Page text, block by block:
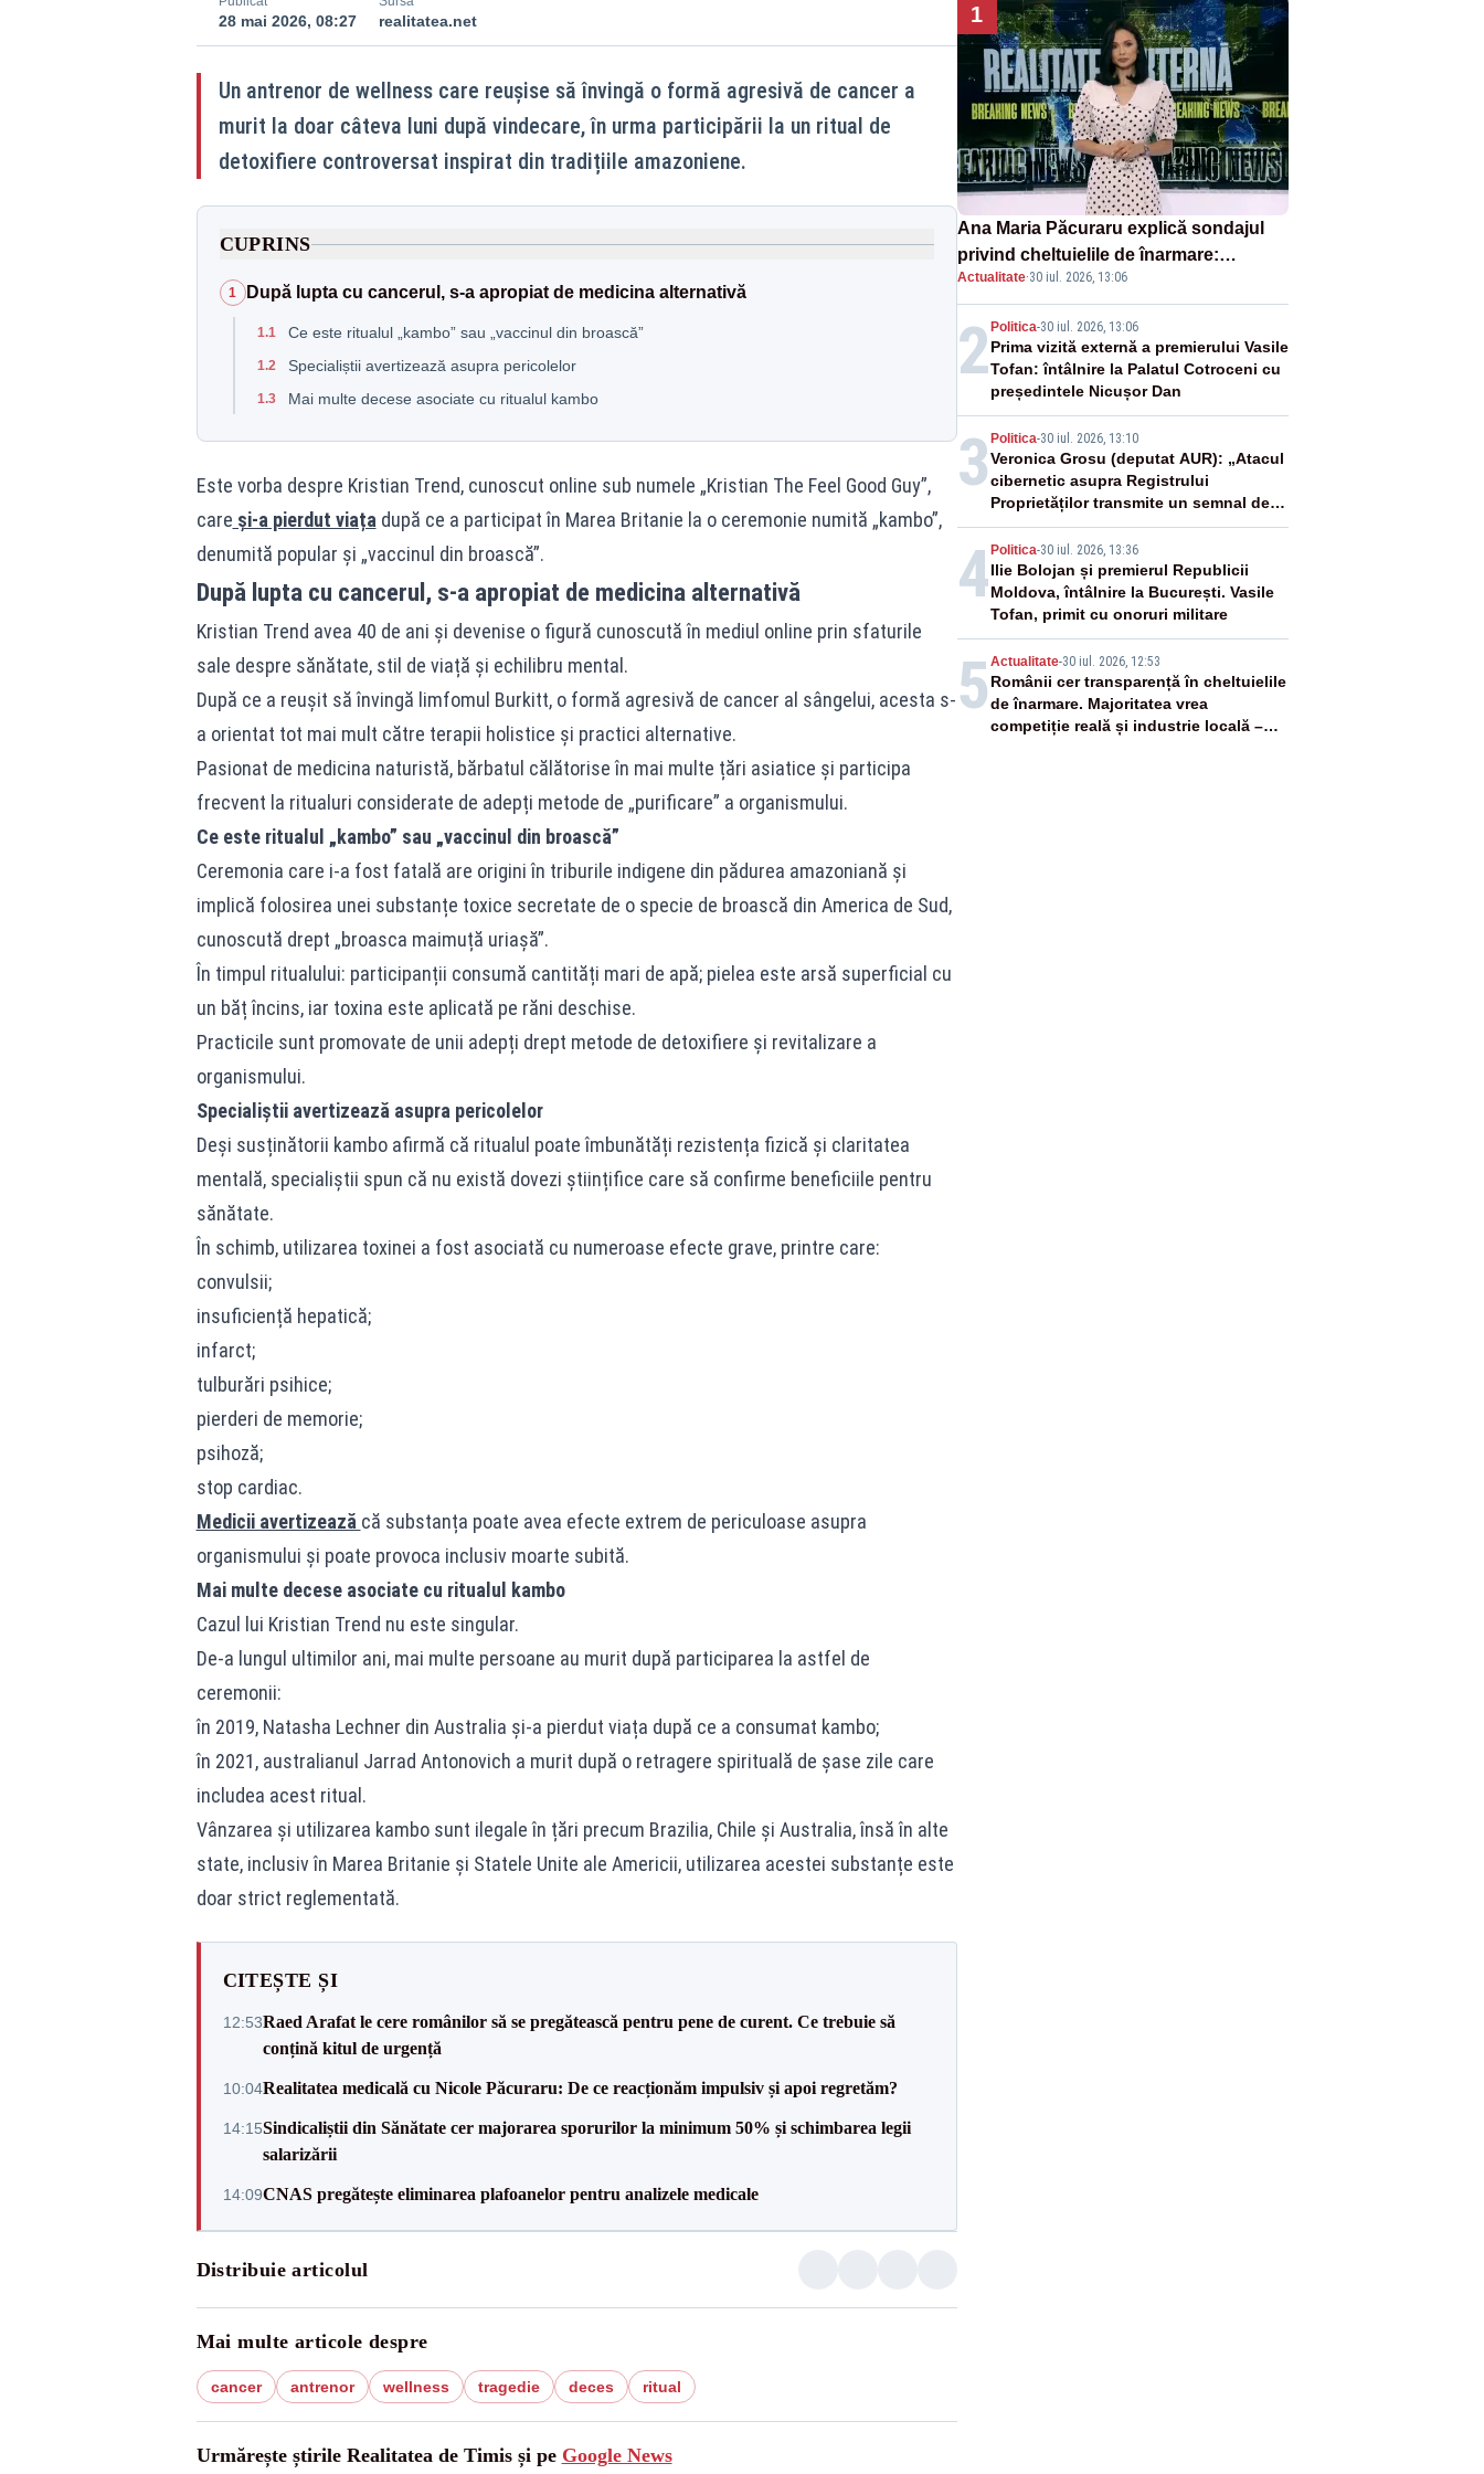
28 mai 2026, 08:27 realitatea.net
Un antrenor de wellness care reușise să învingă o formă agresivă de cancer a
murit la doar câteva luni după vindecare, în urma participării la un ritual de
detoxifiere controversat inspirat din tradițiile amazoniene.
CUPRINS
1 După lupta cu cancerul, s-a apropiat de medicina alternativă
1.1 Ce este ritualul „kambo” sau „vaccinul din broască”
1.2 Specialiștii avertizează asupra pericolelor
1.3 Mai multe decese asociate cu ritualul kambo
Este vorba despre Kristian Trend, cunoscut online sub numele „Kristian The Feel Good Guy”,
care și-a pierdut viața după ce a participat în Marea Britanie la o ceremonie numită „kambo”,
denumită popular și „vaccinul din broască”.
După lupta cu cancerul, s-a apropiat de medicina alternativă
Kristian Trend avea 40 de ani și devenise o figură cunoscută în mediul online prin sfaturile
sale despre sănătate, stil de viață și echilibru mental.
După ce a reușit să învingă limfomul Burkitt, o formă agresivă de cancer al sângelui, acesta s-
a orientat tot mai mult către terapii holistice și practici alternative.
Pasionat de medicina naturistă, bărbatul călătorise în mai multe țări asiatice și participa
frecvent la ritualuri considerate de adepți metode de „purificare” a organismului.
Ce este ritualul „kambo” sau „vaccinul din broască”
Ceremonia care i-a fost fatală are origini în triburile indigene din pădurea amazoniană și
implică folosirea unei substanțe toxice secretate de o specie de broască din America de Sud,
cunoscută drept „broasca maimuță uriașă”.
În timpul ritualului: participanții consumă cantități mari de apă; pielea este arsă superficial cu
un băț încins, iar toxina este aplicată pe răni deschise.
Practicile sunt promovate de unii adepți drept metode de detoxifiere și revitalizare a
organismului.
Specialiștii avertizează asupra pericolelor
Deși susținătorii kambo afirmă că ritualul poate îmbunătăți rezistența fizică și claritatea
mentală, specialiștii spun că nu există dovezi științifice care să confirme beneficiile pentru
sănătate.
În schimb, utilizarea toxinei a fost asociată cu numeroase efecte grave, printre care:
convulsii;
insuficiență hepatică;
infarct;
tulburări psihice;
pierderi de memorie;
psihoză;
stop cardiac.
Medicii avertizează că substanța poate avea efecte extrem de periculoase asupra
organismului și poate provoca inclusiv moarte subită.
Mai multe decese asociate cu ritualul kambo
Cazul lui Kristian Trend nu este singular.
De-a lungul ultimilor ani, mai multe persoane au murit după participarea la astfel de
ceremonii:
în 2019, Natasha Lechner din Australia și-a pierdut viața după ce a consumat kambo;
în 2021, australianul Jarrad Antonovich a murit după o retragere spirituală de șase zile care
includea acest ritual.
Vânzarea și utilizarea kambo sunt ilegale în țări precum Brazilia, Chile și Australia, însă în alte
state, inclusiv în Marea Britanie și Statele Unite ale Americii, utilizarea acestei substanțe este
doar strict reglementată.
CITEȘTE ȘI
12:53Raed Arafat le cere românilor să se pregătească pentru pene de curent. Ce trebuie să
conțină kitul de urgență
10:04Realitatea medicală cu Nicole Păcuraru: De ce reacționăm impulsiv și apoi regretăm?
14:15Sindicaliștii din Sănătate cer majorarea sporurilor la minimum 50% și schimbarea legii
salarizării
14:09CNAS pregătește eliminarea plafoanelor pentru analizele medicale
Distribuie articolul
Mai multe articole despre
cancer antrenor wellness tragedie deces ritual
Urmărește știrile Realitatea de Timis și pe Google News
1
Ana Maria Păcuraru explică sondajul
privind cheltuielile de înarmare:
Românii cer transparență în achiziții și
un echilibru între partenerii externi
Actualitate·30 iul. 2026, 13:06
2 Politica-30 iul. 2026, 13:06
Prima vizită externă a premierului Vasile
Tofan: întâlnire la Palatul Cotroceni cu
președintele Nicușor Dan
3 Politica-30 iul. 2026, 13:10
Veronica Grosu (deputat AUR): „Atacul
cibernetic asupra Registrului
Proprietăților transmite un semnal de
neîncredere investitorilor”
4 Politica-30 iul. 2026, 13:36
Ilie Bolojan și premierul Republicii
Moldova, întâlnire la București. Vasile
Tofan, primit cu onoruri militare
5 Actualitate-30 iul. 2026, 12:53
Românii cer transparență în cheltuielile
de înarmare. Majoritatea vrea
competiție reală și industrie locală –